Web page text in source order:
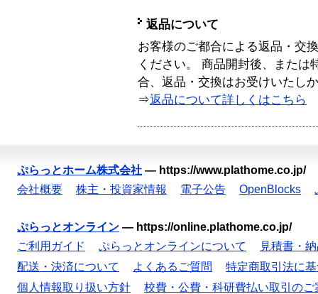
返品について
お客様のご都合による返品・交
ください。 商品開封後、または
合、返品・交換はお受けいたし
⇒返品について詳しくはこちら
ぷらっとホーム株式会社 — https://www.plathome.co.jp/
会社概要
株主・投資家情報 電子公告 OpenBlocks
ぷらっとオンライン — https://online.plathome.co.jp/
ご利用ガイド
ぷらっとオンラインについて
見積書・
配送・決済について
よくあるご質問
特定商取引法に
個人情報取り扱い方針
校費・公費・科研費払い取引のご